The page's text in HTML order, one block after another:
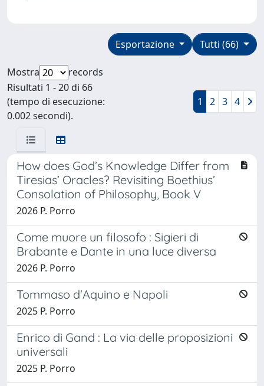
Tutti (66)
Esportazione
Mostra
records
Risultati 1 - 20 di 66
(tempo di esecuzione:
0.002 secondi).
1 2 3 4
How does God’s Knowledge Differ from
Tiresias’ Oracles? Revisiting Boethius’
Consolation of Philosophy, Book V
2026 P. Porro
Come muore un filosofo : Sigieri di
Brabante e Dante in una luce diversa
2026 P. Porro
Tommaso d'Aquino e Napoli
2025 P. Porro
Enrico di Gand : La via delle proposizioni
universali
2025 P. Porro